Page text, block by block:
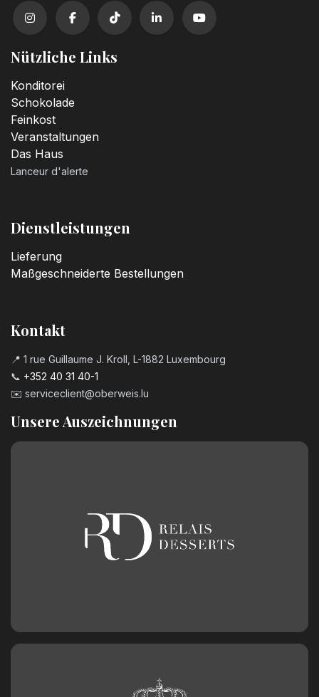
Nützliche Links
Konditorei
Schokolade
Feinkost
Veranstaltungen
Das Haus
Lanceur d'alerte
Dienstleistungen
Lieferung
Maßgeschneiderte Bestellungen
Kontakt
📍 1 rue Guillaume J. Kroll, L-1882 Luxembourg
📞 +352 40 31 40-1
✉️ serviceclient@oberweis.lu
Unsere Auszeichnungen